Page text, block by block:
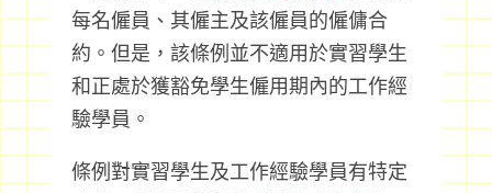
每名僱員、其僱主及該僱員的僱傭合
約。但是，該條例並不適用於實習學生
和正處於獲豁免學生僱用期內的工作經
驗學員。
條例對實習學生及工作經驗學員有特定